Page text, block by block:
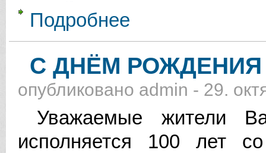
Подробнее
С ДНЁМ
опубликовано admin - 29.
Уважаемые жители
исполняется 100 лет